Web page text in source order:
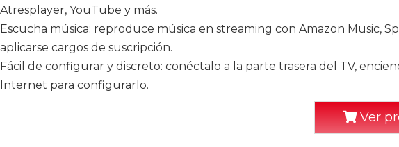
Atresplayer, YouTube y más.
Escucha música: reproduce música en streaming con Amazon Music,
aplicarse cargos de suscripción.
Fácil de configurar y discreto: conéctalo a la parte trasera del TV,
Internet para configurarlo.
Ver